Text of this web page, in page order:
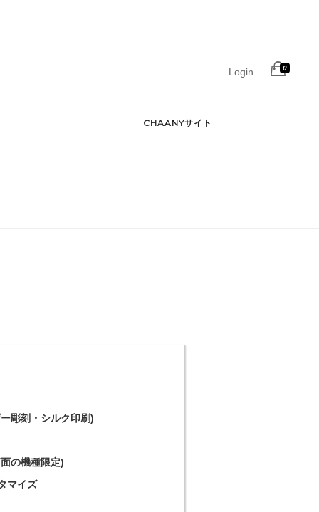
Login 0
CHAANYサイト
彫刻・シルク印刷)
の機種限定)
マイズ